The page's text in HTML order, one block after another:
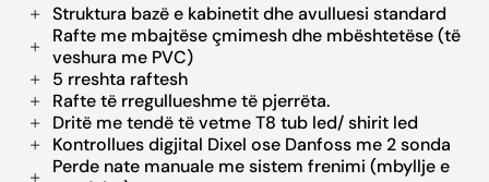
Struktura bazë e kabinetit dhe avulluesi standard
Rafte me mbajtëse çmimesh dhe mbështetëse (të
veshura me PVC)
5 rreshta raftesh
Rafte të rregullueshme të pjerrëta.
Dritë me tendë të vetme T8 tub led/ shirit led
Kontrollues digjital Dixel ose Danfoss me 2 sonda
Perde nate manuale me sistem frenimi (mbyllje e